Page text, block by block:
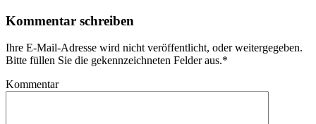
Kommentar schreiben
Ihre E-Mail-Adresse wird nicht veröffentlicht, oder weitergegeben.
Bitte füllen Sie die gekennzeichneten Felder aus.*
Kommentar